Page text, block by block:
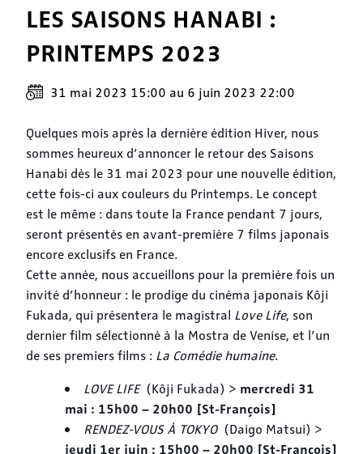
LES SAISONS HANABI :
PRINTEMPS 2023
31 mai 2023 15:00 au 6 juin 2023 22:00
Quelques mois après la dernière édition Hiver, nous
sommes heureux d’annoncer le retour des Saisons
Hanabi dès le 31 mai 2023 pour une nouvelle édition,
cette fois-ci aux couleurs du Printemps. Le concept
est le même : dans toute la France pendant 7 jours,
seront présentés en avant-première 7 films japonais
encore exclusifs en France.
Cette année, nous accueillons pour la première fois un
invité d’honneur : le prodige du cinéma japonais Kôji
Fukada, qui présentera le magistral Love Life, son
dernier film sélectionné à la Mostra de Venise, et l’un
de ses premiers films : La Comédie humaine.
LOVE LIFE (Kôji Fukada) > mercredi 31
mai : 15h00 – 20h00 [St-François]
RENDEZ-VOUS À TOKYO(Daigo Matsui) >
jeudi 1er juin : 15h00 – 20h00 [St-François]